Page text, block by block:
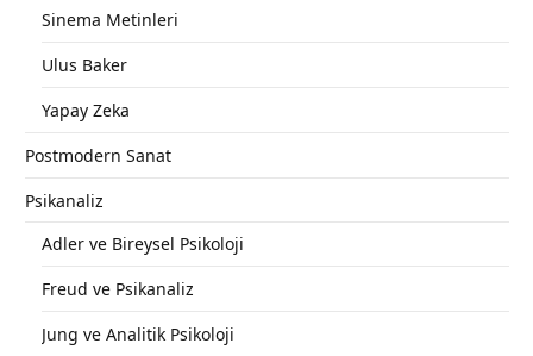
Sinema Metinleri
Ulus Baker
Yapay Zeka
Postmodern Sanat
Psikanaliz
Adler ve Bireysel Psikoloji
Freud ve Psikanaliz
Jung ve Analitik Psikoloji